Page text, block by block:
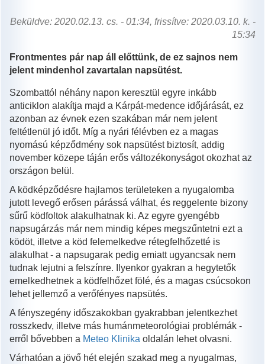
Beküldve: 2020.02.13. cs. - 01:34, frissítve: 2020.03.10. k. -
15:34
Frontmentes pár nap áll előttünk, de ez sajnos nem
jelent mindenhol zavartalan napsütést.
Szombattól néhány napon keresztül egyre inkább
anticiklon alakítja majd a Kárpát-medence időjárását, ez
azonban az évnek ezen szakában már nem jelent
feltétlenül jó időt. Míg a nyári félévben ez a magas
nyomású képződmény sok napsütést biztosít, addig
november közepe táján erős változékonyságot okozhat az
országon belül.
A ködképződésre hajlamos területeken a nyugalomba
jutott levegő erősen párássá válhat, és reggelente bizony
sűrű ködfoltok alakulhatnak ki. Az egyre gyengébb
napsugárzás már nem mindig képes megszűntetni ezt a
ködöt, illetve a köd felemelkedve rétegfelhőzetté is
alakulhat - a napsugarak pedig emiatt ugyancsak nem
tudnak lejutni a felszínre. Ilyenkor gyakran a hegytetők
emelkedhetnek a ködfelhőzet fölé, és a magas csúcsokon
lehet jellemző a verőfényes napsütés.
A fényszegény időszakokban gyakrabban jelentkezhet
rosszkedv, illetve más humánmeteorológiai problémák -
erről bővebben a Meteo Klinika oldalán lehet olvasni.
Várhatóan a jövő hét elején szakad meg a nyugalmas,